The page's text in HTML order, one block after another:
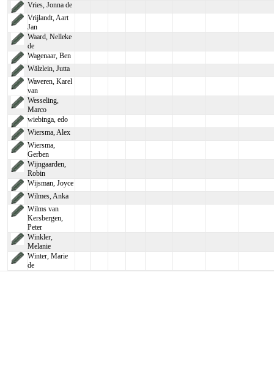
Vries, Jonna de
Vrijlandt, Aart
Jan
Waard, Nelleke
de
Wagenaar, Ben
Wälzlein, Jutta
Waveren, Karel
van
Wesseling,
Marco
wiebinga, edo
Wiersma, Alex
Wiersma,
Gerben
Wijngaarden,
Robin
Wijsman, Joyce
Wilmes, Anka
Wilms van
Kersbergen,
Peter
Winkler,
Melanie
Winter, Marie
de